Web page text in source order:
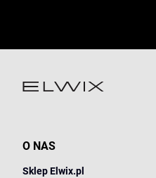
O NAS
Sklep Elwix.pl